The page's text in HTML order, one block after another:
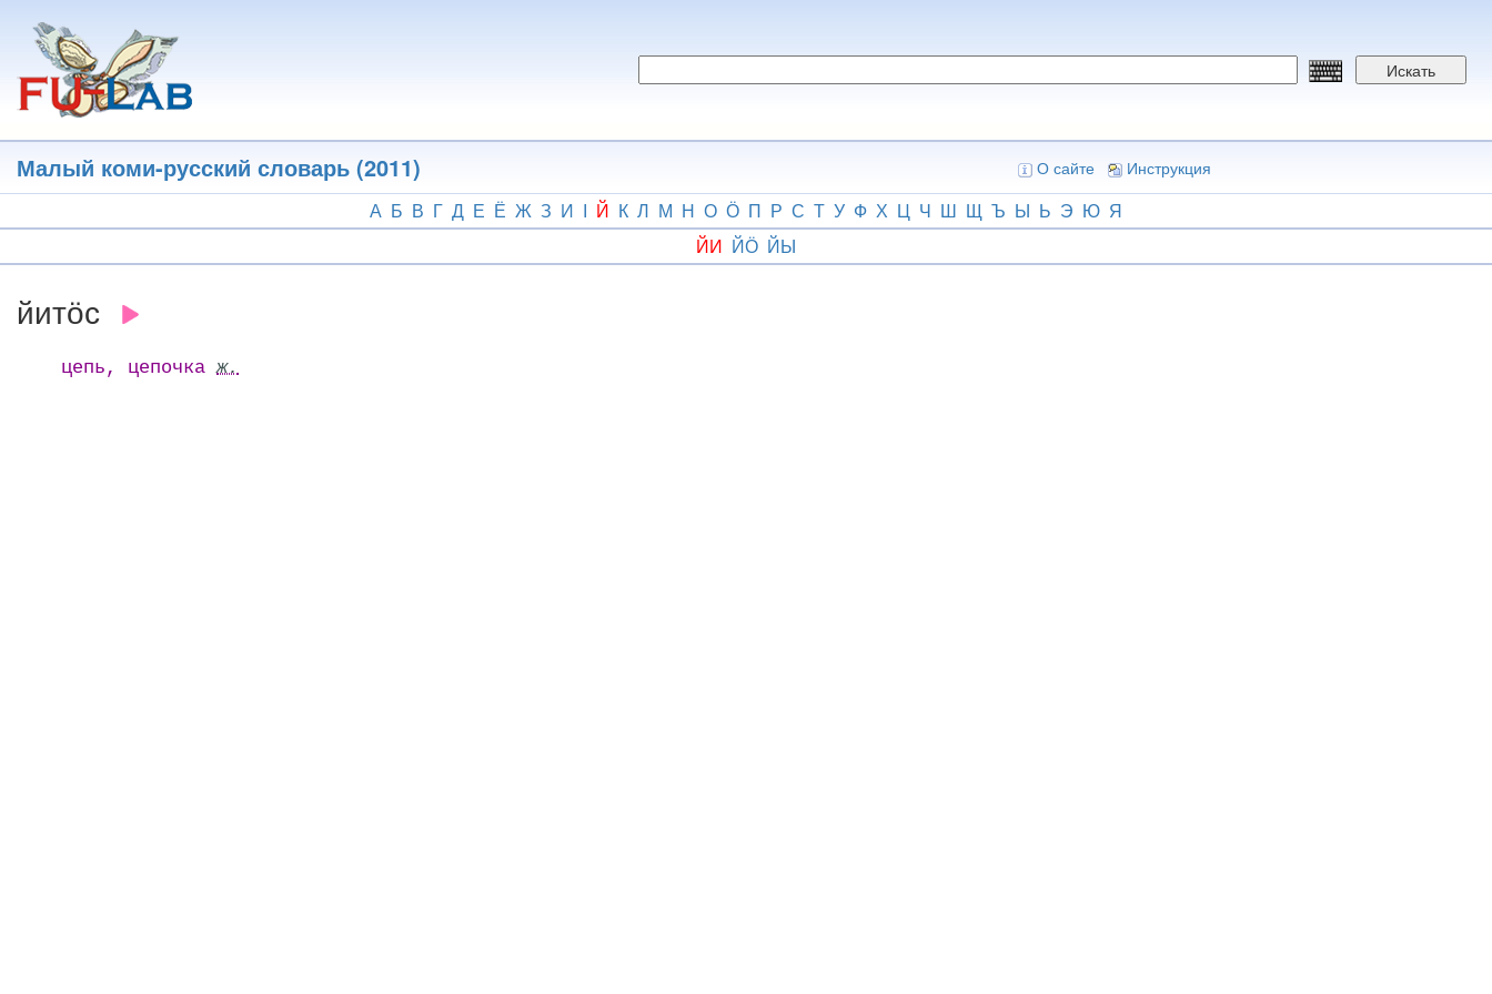
основному
содержанию
Искать
Малый коми-русский словарь (2011) О сайте Инструкция
А Б В Г Д Е Ё Ж З И І Й К Л М Н О Ӧ П Р С Т У Ф Х Ц Ч Ш Щ Ъ Ы Ь Э Ю Я
ЙИ ЙӦ ЙЫ
йитӧс
цепь, цепочкаж.